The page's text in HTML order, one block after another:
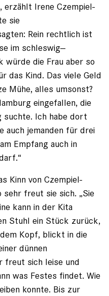
erzählt Irene ­Czempiel-
sie
Rein rechtlich ist
im schleswig-­
würde die Frau aber so
das Kind. Das viele Geld
Mühe, alles umsonst?
eingefallen, die
suchte. Ich habe dort
auch jemanden für drei
Empfang auch in
Kinn von Czempiel-
freut sie sich. „Sie
kann in der Kita
Stuhl ein Stück zurück,
Kopf, blickt in die
dünnen
freut sich leise und
was Festes findet. Wie
konnte. Bis zur